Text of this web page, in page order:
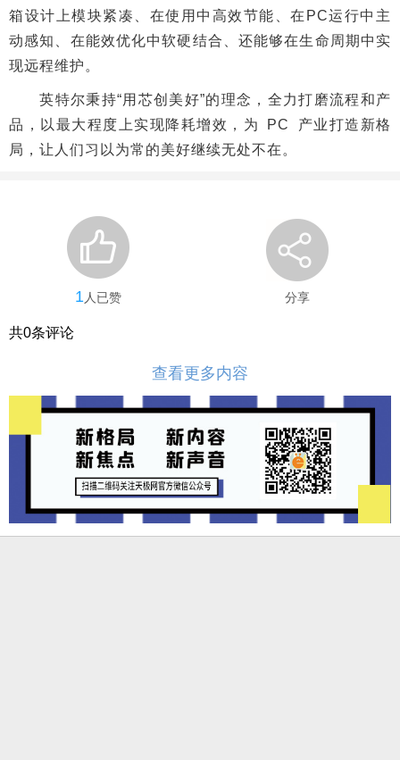
箱设计上模块紧凑、在使用中高效节能、在PC运行中主
动感知、在能效优化中软硬结合、还能够在生命周期中实
现远程维护。
英特尔秉持“用芯创美好”的理念，全力打磨流程和产
品，以最大程度上实现降耗增效，为 PC 产业打造新格
局，让人们习以为常的美好继续无处不在。
1人已赞 分享
共0条评论
查看更多内容